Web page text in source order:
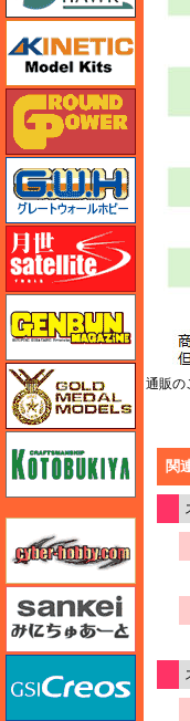
通販の
関
ガリレ
グレー
月世 サ
ゲンブ
サイバ
さんけ
GSIク